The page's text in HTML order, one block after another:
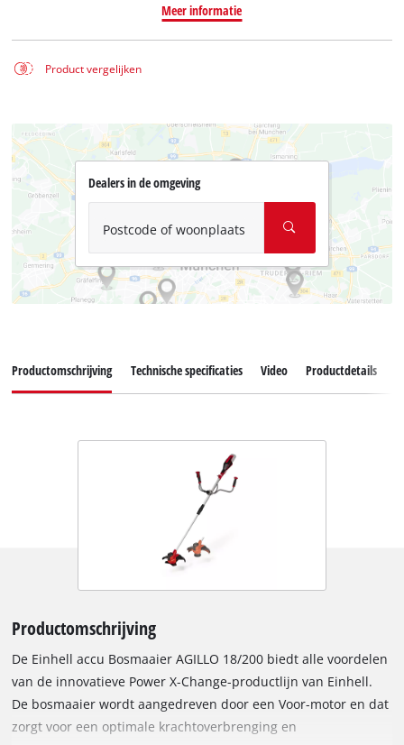
Meer informatie
Product vergelijken
Dealers in de omgeving
Postcode of woonplaats
Productomschrijving Technische specificaties Video Productdetails
Productomschrijving
De Einhell accu Bosmaaier AGILLO 18/200 biedt alle voordelen
van de innovatieve Power X-Change-productlijn van Einhell.
De bosmaaier wordt aangedreven door een Voor-motor en dat
zorgt voor een optimale krachtoverbrenging en